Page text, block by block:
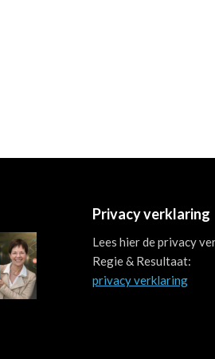
Privacy verklaring
Lees hier de privacy
Regie & Resultaat:
privacy verklaring